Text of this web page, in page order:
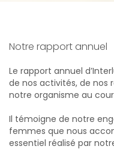
Notre rapport annuel
Le rapport annuel
de nos activités, de nos
notre organisme au
Il témoigne de notre
femmes que nous
essentiel réalisé par